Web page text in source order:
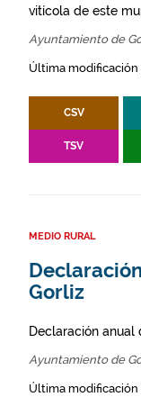
vitícola de este
Ayuntamiento de
Última modificación
CSV
TSV
MEDIO RURAL
Gorliz
Declaración anual
Ayuntamiento de
Última modificación